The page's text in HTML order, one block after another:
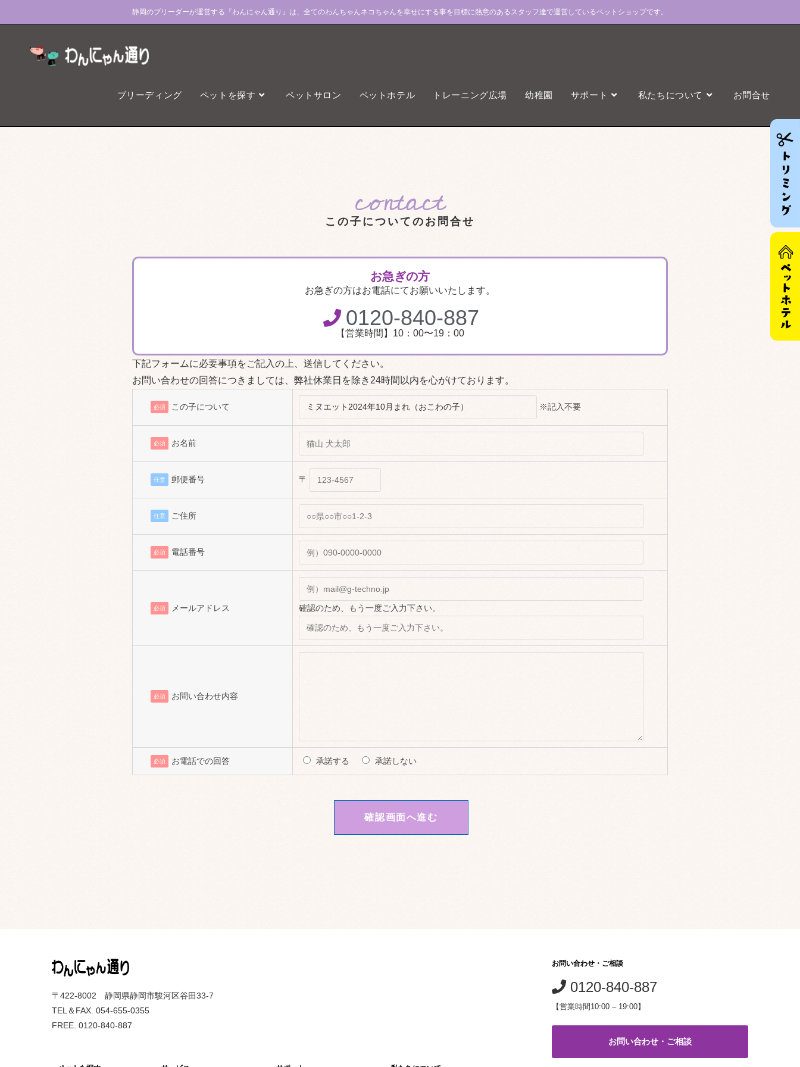
静岡のブリーダーが運営する『わんにゃん通り』は、全てのわんちゃんネコちゃんを幸せにする事を目標に熱意のあるスタッフ達で運営しているペットショップです。
ブリーディング ペットを探す ペットサロン ペットホテル トレーニング広場 幼稚園 サポート 私たちについて お問合せ
contact
この子についてのお問合せ
お急ぎの方
お急ぎの方はお電話にてお願いいたします。
0120-840-887
【営業時間】10：00〜19：00
下記フォームに必要事項をご記入の上、送信してください。
お問い合わせの回答につきましては、弊社休業日を除き24時間以内を心がけております。
必須 この子について ※記入不要
必須 お名前
任意 郵便番号 〒
任意 ご住所
必須 電話番号
必須 メールアドレス 確認のため、もう一度ご入力下さい。
必須 お問い合わせ内容
必須 お電話での回答 承諾する 承諾しない
〒422-8002 静岡県静岡市駿河区谷田33-7
TEL＆FAX. 054-655-0355
FREE. 0120-840-887
お問い合わせ・ご相談
0120-840-887
【営業時間10:00 – 19:00】
お問い合わせ・ご相談